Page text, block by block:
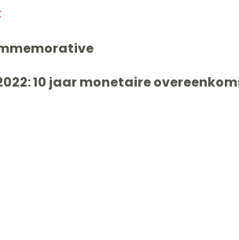
10 jaar monetaire